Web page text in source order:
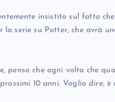
insistito sul fatto
serie su Potter, che avrà
penso che ogni volta che
10 anni. Voglio dire, è